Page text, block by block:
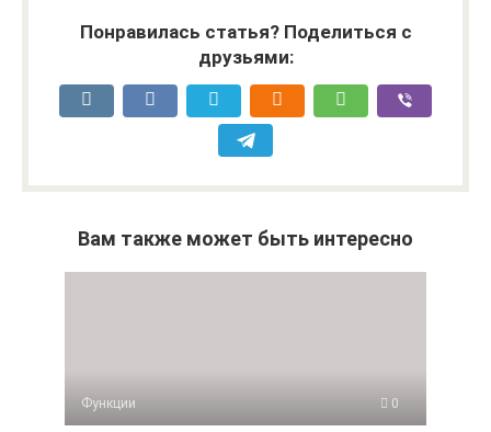
Понравилась статья? Поделиться с
друзьями:
Вам также может быть интересно
Функции 0